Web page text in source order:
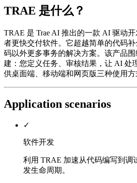
TRAE 是什么？
TRAE 是 Trae AI 推出的一款 AI 驱动
者更快交付软件。它超越简单的代码
码以外更多事务的解决方案。该产品
建：您定义任务、审核结果，让 AI 处
供桌面端、移动端和网页版三种使用方
Application scenarios
✓
软件开发
利用 TRAE 加速从代码编写到调
发生命周期。